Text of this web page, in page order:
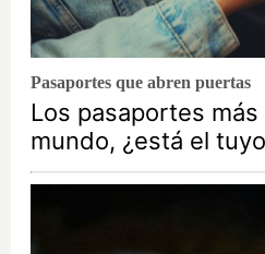
Pasaportes que abren puertas
Los pasaportes
mundo, ¿está el